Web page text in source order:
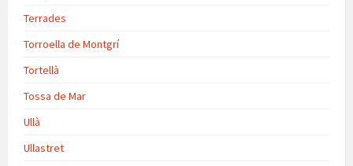
Terrades
Torroella de Montgrí
Tortellà
Tossa de Mar
Ullà
Ullastret